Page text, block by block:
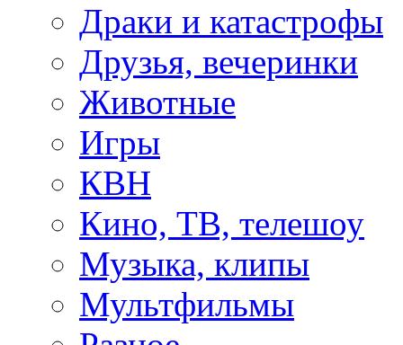
Драки и катастрофы
Друзья, вечеринки
Животные
Игры
КВН
Кино, ТВ, телешоу
Музыка, клипы
Мультфильмы